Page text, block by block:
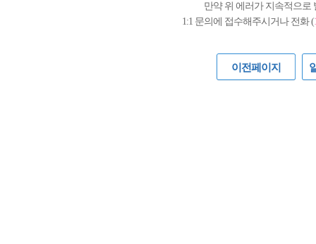
만약 위 에러가 지속적으로
1:1 문의에 접수해주시거나 전화 (
이전페이지